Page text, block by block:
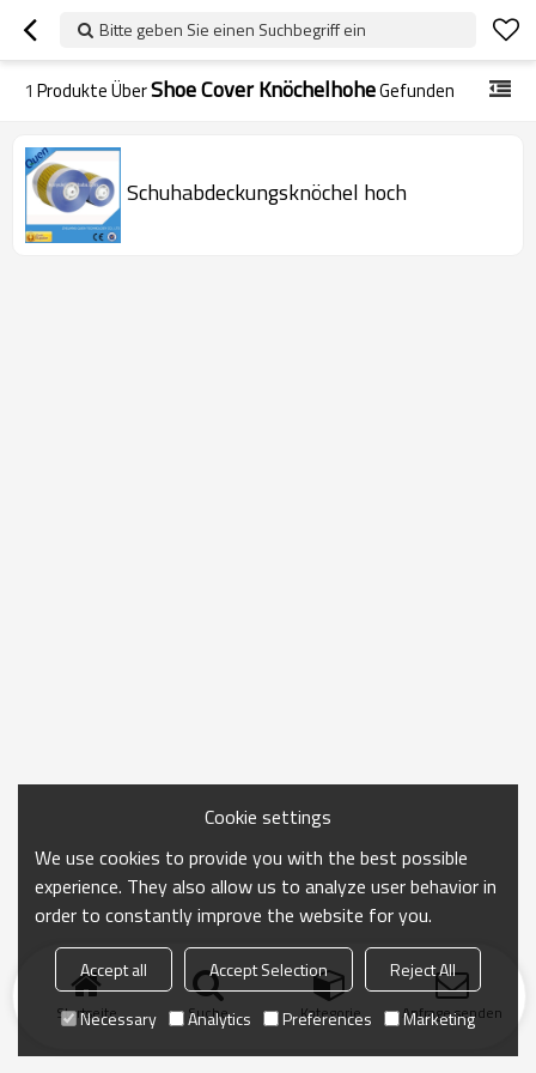
Bitte geben Sie einen Suchbegriff ein
1 Produkte ÜberShoe Cover KnöchelhoheGefunden
Schuhabdeckungsknöchel hoch
Startseite Suche Kategorie Anfrage senden
Cookie settings
We use cookies to provide you with the best possible
experience. They also allow us to analyze user behavior in
order to constantly improve the website for you.
Accept all Accept Selection
Reject All
Necessary
Analytics Preferences Marketing